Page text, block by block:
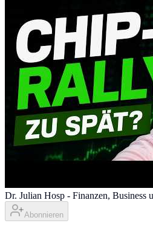
Dr. Julian Hosp - Finanzen, Business
Abonnieren